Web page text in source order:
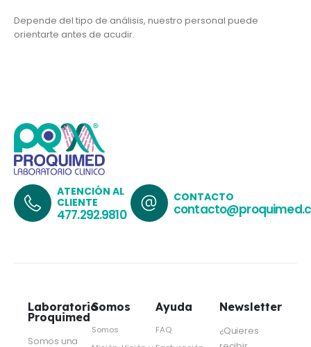
Depende del tipo de análisis, nuestro personal puede
orientarte antes de acudir.
ATENCIÓN AL
CLIENTE
477.292.9810
CONTACTO
Laboratorio
Proquimed
Somos una
Somos
Somos
Ayuda
FAQ
Newsletter
¿Quieres